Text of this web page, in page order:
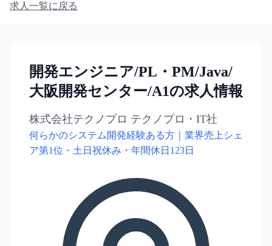
求人一覧に戻る
開発エンジニア/PL・PM/Java/
大阪開発センター/A1の求人情報
株式会社テクノプロ テクノプロ・IT社
何らかのシステム開発経験ある方｜業界売上シェ
ア第1位・土日祝休み・年間休日123日